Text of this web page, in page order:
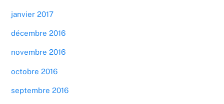
janvier 2017
décembre 2016
novembre 2016
octobre 2016
septembre 2016